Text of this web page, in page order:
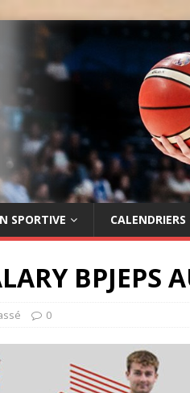
SPORTIVE CALENDRIERS
BPJEPS
0